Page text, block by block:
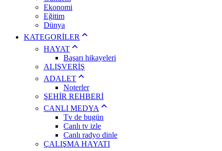
Ekonomi
Eğitim
Dünya
KATEGORİLER
HAYAT
Başarı hikayeleri
ALIŞVERİŞ
ADALET
Noterler
ŞEHİR REHBERİ
CANLI MEDYA
Tv de bugün
Canlı tv izle
Canlı radyo dinle
ÇALIŞMA HAYATI